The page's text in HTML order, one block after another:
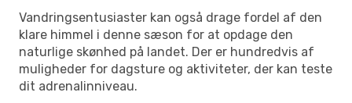
Vandringsentusiaster kan også drage fordel af den
klare himmel i denne sæson for at opdage den
naturlige skønhed på landet. Der er hundredvis af
muligheder for dagsture og aktiviteter, der kan teste
dit adrenalinniveau.